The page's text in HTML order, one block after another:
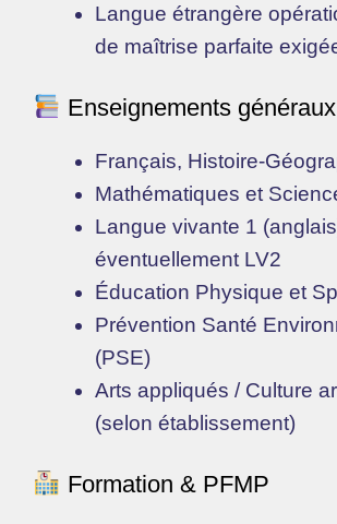
Langue étrangère
de maîtrise parfaite
Enseignements généraux
Français, Histoire-
Mathématiques et
Langue vivante 1
éventuellement LV2
Éducation Physique et
Prévention Santé
(PSE)
Arts appliqués / Culture
(selon établissement)
Formation & PFMP